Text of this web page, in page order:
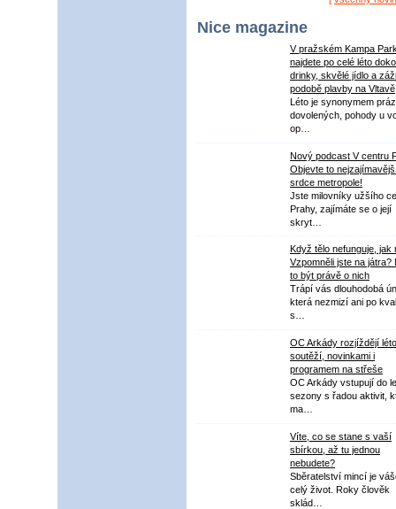
Nice magazine
V pražském Kampa
najdete po celé léto
drinky, skvělé jídlo a
podobě plavby na Vltavě
Léto je synonymem
dovolených, pohody u
op…
Nový podcast V centru
Objevte to
srdce metropole!
Jste milovníky užšího
Prahy, zajímáte se o její
skryt…
Když tělo nefunguje, jak
Vzpomněli jste na játra?
to být právě o nich
Trápí vás dlouhodobá
která nezmizí ani po
s…
OC Arkády rozjíždějí léto
soutěží, novinkami i
programem na střeše
OC Arkády vstupují do
sezony s řadou aktivit,
ma…
Víte, co se stane s vaší
sbírkou, až tu jednou
nebudete?
Sběratelství mincí je
celý život. Roky člověk
sklád…